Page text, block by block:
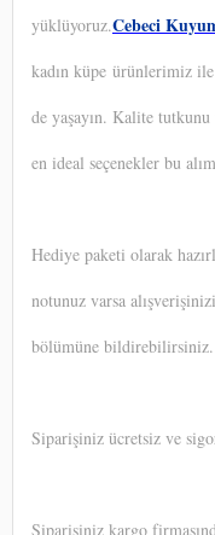
yüklüyoruz.Cebeci
kadın küpe ürünlerimiz
de yaşayın. Kalite
en ideal seçenekler bu
Hediye paketi olarak
notunuz varsa
bölümüne bildirebilirsiniz.
Siparişiniz ücretsiz ve
Siparişiniz kargo